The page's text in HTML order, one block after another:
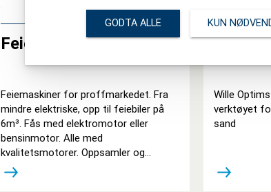
Feiemaskiner GS
Feiemaskiner for proffmarkedet. Fra
mindre elektriske, opp til feiebiler på
6m³. Fås med elektromotor eller
bensinmotor. Alle med
kvalitetsmotorer. Oppsamler og
snøskjær kan også leveres.
Wille
Wille
verktøyet
sand
GODTA ALLE KUN